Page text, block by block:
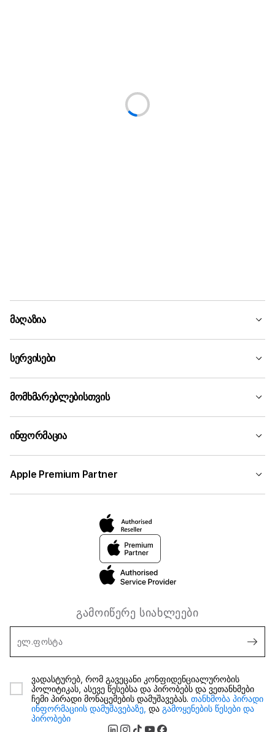
მაღაზია
სერვისები
მომხმარებლებისთვის
ინფორმაცია
Apple Premium Partner
გამოიწერე სიახლეები
ელ.ფოსტა
ვადასტურებ, რომ გავეცანი კონფიდენციალურობის
პოლიტიკას, ასევე წესებსა და პირობებს და ვეთანხმები
ჩემი პირადი მონაცემების დამუშავებას. თანხმობა პირადი
ინფორმაციის დამუშავებაზე, და გამოყენების წესები და
პირობები